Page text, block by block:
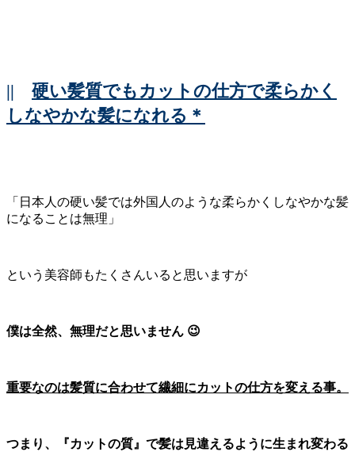
|| 硬い髪質でもカットの仕方で柔らかく
しなやかな髪になれる＊
「日本人の硬い髪では外国人のような柔らかくしなやかな髪
になることは無理」
という美容師もたくさんいると思いますが
僕は全然、無理だと思いません 😉
重要なのは髪質に合わせて繊細にカットの仕方を変える事。
つまり、『カットの質』で髪は見違えるように生まれ変わる